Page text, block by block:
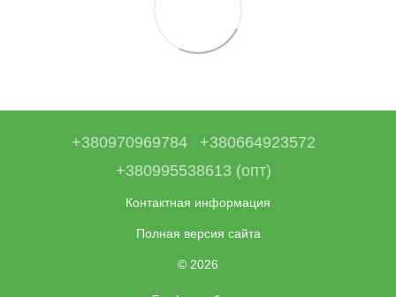
+380970969784
+380664923572
+380995538613 (опт)
Контактная информация
Полная версия сайта
© 2026